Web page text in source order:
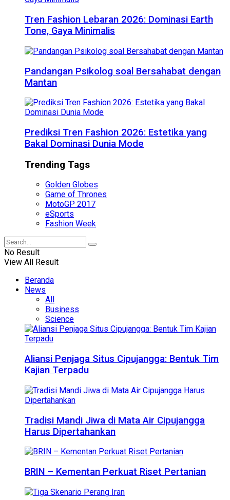
Tren Fashion Lebaran 2026: Dominasi Earth
Tone, Gaya Minimalis
Pandangan Psikolog soal Bersahabat dengan
Mantan
Prediksi Tren Fashion 2026: Estetika yang
Bakal Dominasi Dunia Mode
Trending Tags
Golden Globes
Game of Thrones
MotoGP 2017
eSports
Fashion Week
No Result
View All Result
Beranda
News
All
Business
Science
Aliansi Penjaga Situs Cipujangga: Bentuk Tim
Kajian Terpadu
Tradisi Mandi Jiwa di Mata Air Cipujangga
Harus Dipertahankan
BRIN – Kementan Perkuat Riset Pertanian